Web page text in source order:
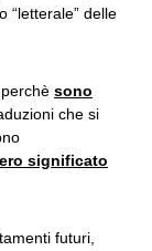
“letterale” delle
, perchè sono
che si
significato
futuri,